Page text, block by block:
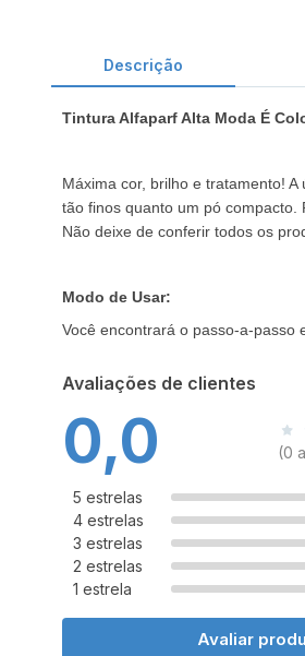
Descrição
Tintura Alfaparf Alta Moda É
Máxima cor, brilho e tratamento!
tão finos quanto um pó
Não deixe de conferir todos os
Modo de Usar:
Você encontrará o passo-a-passo
Avaliações de clientes
0,0 (0
5 estrelas
4 estrelas
3 estrelas
2 estrelas
1 estrela
Avaliar